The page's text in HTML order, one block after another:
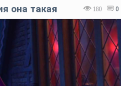
180 0
она такая